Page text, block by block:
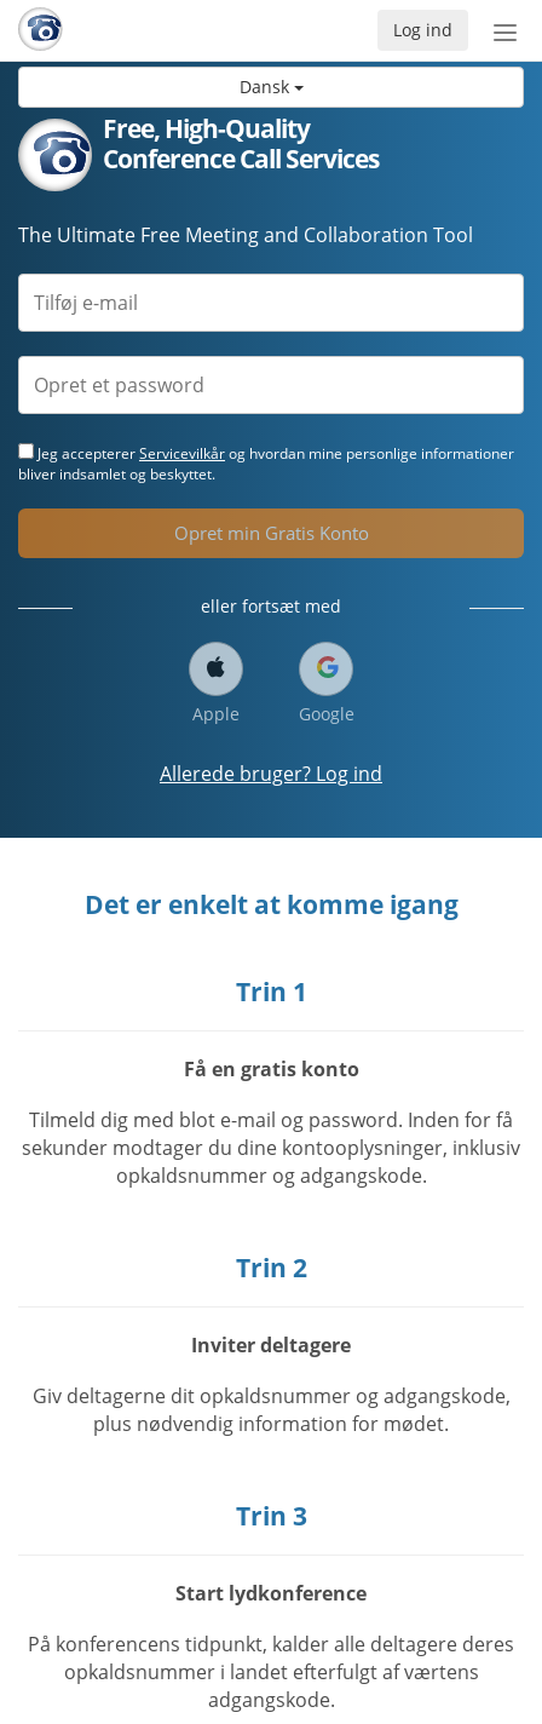
Dansk
Slå
Log ind
Free, High-Quality
Conference Call Services
The Ultimate Free Meeting and Collaboration Tool
Jeg acceptererServicevilkårog hvordan mine personlige informationer
bliver indsamlet og beskyttet.
Opret min Gratis Konto
eller fortsæt med
Apple Google
Allerede bruger? Log ind
Det er enkelt at komme igang
Trin 1
Få en gratis konto
Tilmeld dig med blot e-mail og password. Inden for få
sekunder modtager du dine kontooplysninger, inklusiv
opkaldsnummer og adgangskode.
Trin 2
Inviter deltagere
Giv deltagerne dit opkaldsnummer og adgangskode,
plus nødvendig information for mødet.
Trin 3
Start lydkonference
På konferencens tidpunkt, kalder alle deltagere deres
opkaldsnummer i landet efterfulgt af værtens
adgangskode.